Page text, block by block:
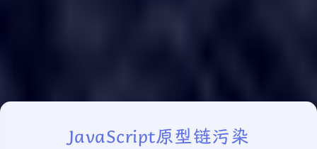
JavaScript原型链污染